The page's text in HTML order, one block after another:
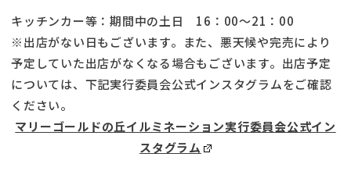
キッチンカー等：期間中の土日 16：00〜21：00
※出店がない日もございます。また、悪天候や完売により
予定していた出店がなくなる場合もございます。出店予定
については、下記実行委員会公式インスタグラムをご確認
ください。
マリーゴールドの丘イルミネーション実行委員会公式イン
スタグラム